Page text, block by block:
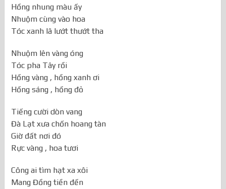
Hồng nhung màu ấy
Nhuộm cùng vào hoa
Tóc xanh lã lướt thướt tha
Nhuộm lên vàng óng
Tóc pha Tây rồi
Hồng vàng , hồng xanh ơi
Hồng sáng , hồng đỏ
Tiếng cười dòn vang
Đà Lạt xưa chốn hoang tàn
Giờ đất nơi đó
Rực vàng , hoa tươi
Công ai tìm hạt xa xôi
Mang Đồng tiền đến